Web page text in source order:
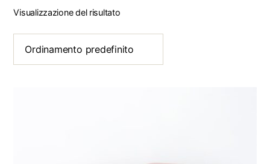
Visualizzazione del risultato